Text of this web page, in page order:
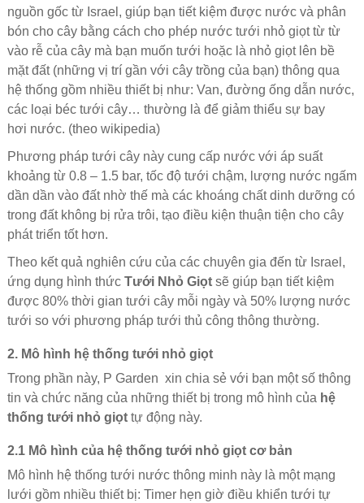
nguồn gốc từ Israel, giúp bạn tiết kiệm được nước và phân
bón cho cây bằng cách cho phép nước tưới nhỏ giọt từ từ
vào rễ của cây mà bạn muốn tưới hoặc là nhỏ giọt lên bề
mặt đất (những vị trí gần với cây trồng của bạn) thông qua
hệ thống gồm nhiều thiết bị như: Van, đường ống dẫn nước,
các loại béc tưới cây… thường là để giảm thiểu sự bay
hơi nước. (theo wikipedia)
Phương pháp tưới cây này cung cấp nước với áp suất
khoảng từ 0.8 – 1.5 bar, tốc độ tưới chậm, lượng nước ngấm
dần dần vào đất nhờ thế mà các khoáng chất dinh dưỡng có
trong đất không bị rửa trôi, tạo điều kiện thuận tiện cho cây
phát triển tốt hơn.
Theo kết quả nghiên cứu của các chuyên gia đến từ Israel,
ứng dụng hình thức Tưới Nhỏ Giọtsẽ giúp bạn tiết kiệm
được 80% thời gian tưới cây mỗi ngày và 50% lượng nước
tưới so với phương pháp tưới thủ công thông thường.
2. Mô hình hệ thống tưới nhỏ giọt
Trong phần này, P Garden xin chia sẻ với bạn một số thông
tin và chức năng của những thiết bị trong mô hình của hệ
thống tưới nhỏ giọttự động này.
2.1 Mô hình của hệ thống tưới nhỏ giọt cơ bản
Mô hình hệ thống tưới nước thông minh này là một mạng
lưới gồm nhiều thiết bị: Timer hẹn giờ điều khiển tưới tự